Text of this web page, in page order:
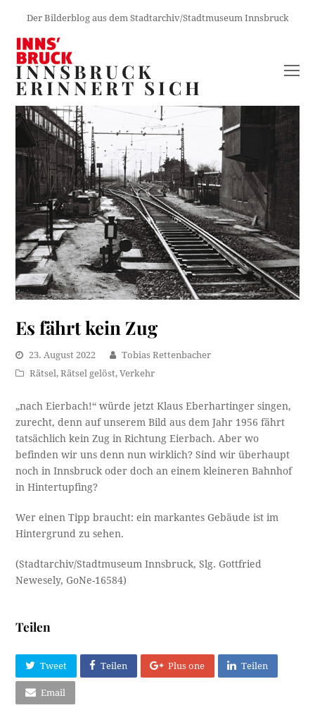
Der Bilderblog aus dem Stadtarchiv/Stadtmuseum Innsbruck
INNSBRUCK
ERINNERT SICH
Es fährt kein Zug
23. August 2022
Tobias Rettenbacher
Rätsel,Rätsel gelöst,Verkehr
„nach Eierbach!“ würde jetzt Klaus Eberhartinger singen,
zurecht, denn auf unserem Bild aus dem Jahr 1956 fährt
tatsächlich kein Zug in Richtung Eierbach. Aber wo
befinden wir uns denn nun wirklich? Sind wir überhaupt
noch in Innsbruck oder doch an einem kleineren Bahnhof
in Hintertupfing?
Wer einen Tipp braucht: ein markantes Gebäude ist im
Hintergrund zu sehen.
(Stadtarchiv/Stadtmuseum Innsbruck, Slg. Gottfried
Newesely, GoNe-16584)
Teilen
Tweet Teilen Plus one Teilen
Email